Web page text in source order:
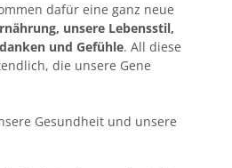
dafür eine ganz neue
unsere Lebensstil,
und Gefühle. All diese
die unsere Gene
Gesundheit und unsere